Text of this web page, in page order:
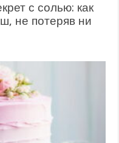
с солью: как
не потеряв ни